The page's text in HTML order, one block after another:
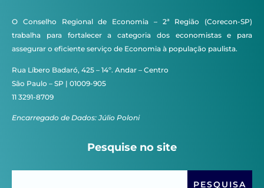
O Conselho Regional de Economia – 2ª Região (Corecon-SP)
trabalha para fortalecer a categoria dos economistas e para
assegurar o eficiente serviço de Economia à população paulista.
Rua Líbero Badaró, 425 – 14º. Andar – Centro
São Paulo – SP | 01009-905
11 3291-8709
Encarregado de Dados: Júlio Poloni
Pesquise no site